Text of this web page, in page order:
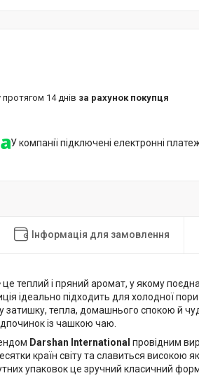
протягом 14 днів за рахунок покупця
У компанії підключені електронні
Інформація для замовлення
це теплий і пряний аромат, у якому
ідеально підходить для холодної пори
затишку, тепла, домашнього спокою й
із чашкою чаю.
Darshan International провідним
країн світу та славиться високою
упаковок це зручний класичний